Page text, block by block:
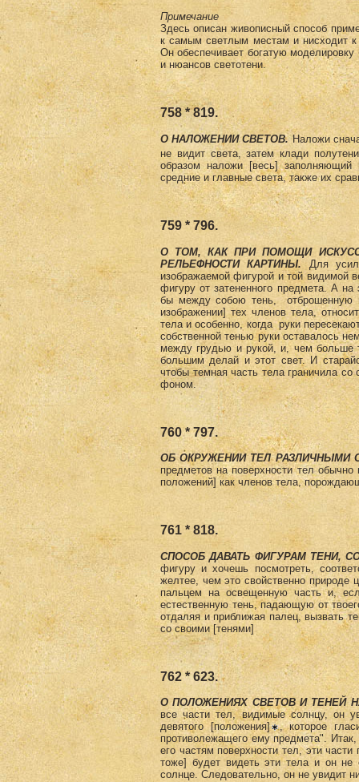
Примечание
Здесь описан живописный способ
к самым светлым местам и нисходит
Он обеспечивает богатую моделировку
и нюансов светотени.
758 * 819.
О НАЛОЖЕНИИ СВЕТОВ.Наложи
не видит света, затем клади
образом наложи [весь]
средние и главные света, также их
759 * 796.
О ТОМ, КАК ПРИ ПОМОЩИ
РЕЛЬЕФНОСТИ КАРТИНЫ.Для
изображаемой фигурой и той видимой
фигуру от затененного предмета. А
бы между собою тень, отброшенную
изображении] тех членов тела,
тела и особенно, когда руки
собственной тенью руки оставалось
между грудью и рукой, и, чем больше
большим делай и этот свет. И
чтобы темная часть тела граничила
фоном.
760 * 797.
ОБ ОКРУЖЕНИИ ТЕЛ РАЗЛИЧНЫМИ
предметов на поверхности тел
положений] как членов тела,
761 * 818.
СПОСОБ ДАВАТЬ ФИГУРАМ ТЕНИ,
фигуру и хочешь посмотреть,
желтее, чем это свойственно природе
пальцем на освещенную часть и,
естественную тень, падающую от
отдаляя и приближая палец, вызвать
со своими [тенями]
762 * 623.
О ПОЛОЖЕНИЯХ СВЕТОВ И ТЕНЕЙ
все части тел, видимые солнцу, он
девятого [положения]
, которое
противолежащего ему предмета".
его частям поверхности тел, эти
тоже] будет видеть эти тела и он не
солнце. Следовательно, он не увидит